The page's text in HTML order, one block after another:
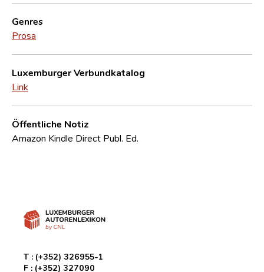
Genres
Prosa
Luxemburger Verbundkatalog
Link
Öffentliche Notiz
Amazon Kindle Direct Publ. Ed.
T : (+352) 326955-1
F : (+352) 327090